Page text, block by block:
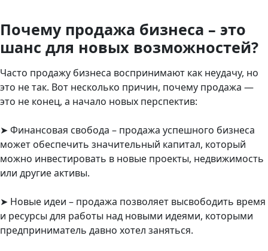
Почему продажа бизнеса – это
шанс для новых возможностей?
Часто продажу бизнеса воспринимают как неудачу, но
это не так. Вот несколько причин, почему продажа —
это не конец, а начало новых перспектив:
➤ Финансовая свобода – продажа успешного бизнеса
может обеспечить значительный капитал, который
можно инвестировать в новые проекты, недвижимость
или другие активы.
➤ Новые идеи – продажа позволяет высвободить время
и ресурсы для работы над новыми идеями, которыми
предприниматель давно хотел заняться.